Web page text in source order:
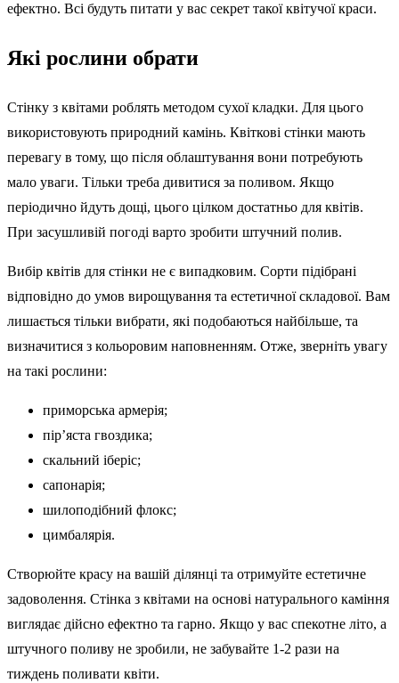
ефектно. Всі будуть питати у вас секрет такої квітучої краси.
Які рослини обрати
Стінку з квітами роблять методом сухої кладки. Для цього
використовують природний камінь. Квіткові стінки мають
перевагу в тому, що після облаштування вони потребують
мало уваги. Тільки треба дивитися за поливом. Якщо
періодично йдуть дощі, цього цілком достатньо для квітів.
При засушливій погоді варто зробити штучний полив.
Вибір квітів для стінки не є випадковим. Сорти підібрані
відповідно до умов вирощування та естетичної складової. Вам
лишається тільки вибрати, які подобаються найбільше, та
визначитися з кольоровим наповненням. Отже, зверніть увагу
на такі рослини:
приморська армерія;
пір’яста гвоздика;
скальний іберіс;
сапонарія;
шилоподібний флокс;
цимбалярія.
Створюйте красу на вашій ділянці та отримуйте естетичне
задоволення. Стінка з квітами на основі натурального каміння
виглядає дійсно ефектно та гарно. Якщо у вас спекотне літо, а
штучного поливу не зробили, не забувайте 1-2 рази на
тиждень поливати квіти.